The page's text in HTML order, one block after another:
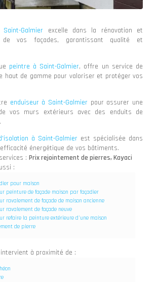
Galmier excelle dans la rénovation et
de vos façades, garantissant qualité et
peintre à Saint-Galmier, offre un service de
haut de gamme pour valoriser et protéger vos
enduiseur à Saint-Galmier pour assurer une
vos murs extérieurs avec des enduits de
à Saint-Galmier est spécialisée dans
énergétique de vos bâtiments.
: Prix rejointement de pierres, Kayaci
:
pour maison
peinture de façade maison par façadier
ravalement de façade de maison ancienne
ravalement de façade neuve
refaire la peinture extérieure d'une maison
de pierre
intervient à proximité de :